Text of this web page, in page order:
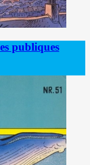
publiques